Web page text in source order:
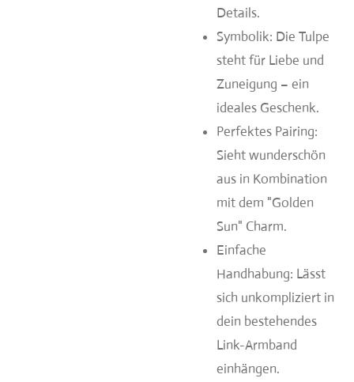
Details.
Symbolik: Die Tulpe
steht für Liebe und
Zuneigung – ein
ideales Geschenk.
Perfektes Pairing:
Sieht wunderschön
aus in Kombination
mit dem "Golden
Sun" Charm.
Einfache
Handhabung: Lässt
sich unkompliziert in
dein bestehendes
Link-Armband
einhängen.